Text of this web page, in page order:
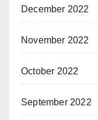
December 2022
November 2022
October 2022
September 2022